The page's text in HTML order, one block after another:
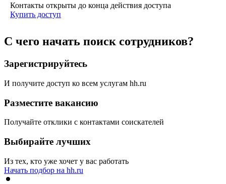
Контакты открыты до конца действия доступа
Купить доступ
С чего начать поиск сотрудников?
Зарегистрируйтесь
И получите доступ ко всем услугам hh.ru
Разместите вакансию
Получайте отклики с контактами соискателей
Выбирайте лучших
Из тех, кто уже хочет у вас работать
Начать подбор на hh.ru